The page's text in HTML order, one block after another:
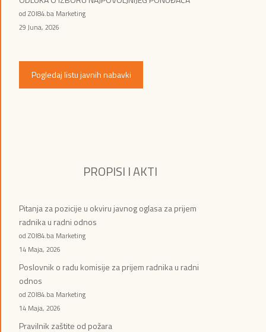
od ZOI84.ba Marketing
29 Juna, 2026
Pogledaj listu javnih nabavki
PROPISI I AKTI
Pitanja za pozicije u okviru javnog oglasa za prijem
radnika u radni odnos
od ZOI84.ba Marketing
14 Maja, 2026
Poslovnik o radu komisije za prijem radnika u radni
odnos
od ZOI84.ba Marketing
14 Maja, 2026
Pravilnik zaštite od požara